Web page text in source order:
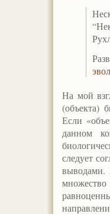
На мой
(объекта)
Если
данном
следует
выводами.
множество